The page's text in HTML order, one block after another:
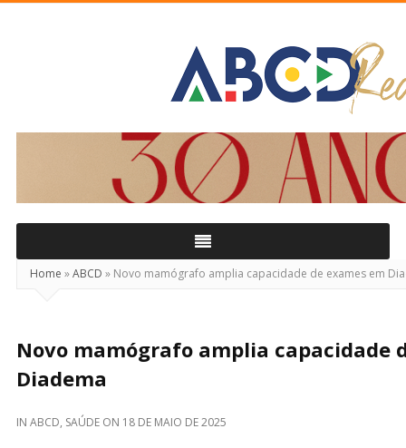
Home »ABCD » Novo mamógrafo amplia capacidade de exames em
Novo mamógrafo amplia capacidade
Diadema
IN ABCD, SAÚDE ON 18 DE MAIO DE 2025